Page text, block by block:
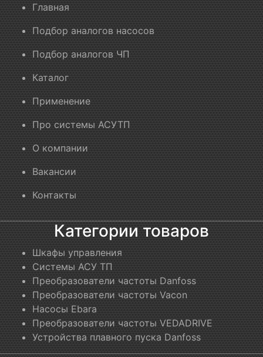
Главная
Подбор аналогов насосов
Подбор аналогов ЧП
Каталог
Применение
Про системы АСУТП
О компании
Вакансии
Контакты
Категории товаров
Шкафы управления
Системы АСУ ТП
Преобразователи частоты Danfoss
Преобразователи частоты Vacon
Насосы Ebara
Преобразователи частоты VEDADRIVE
Устройства плавного пуска Danfoss